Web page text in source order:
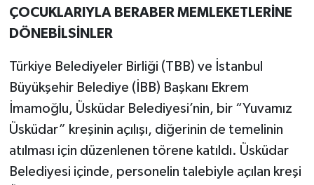
ÇOCUKLARIYLA BERABER MEMLEKETLERİNE
DÖNEBİLSİNLER
Türkiye Belediyeler Birliği (TBB) ve İstanbul
Büyükşehir Belediye (İBB) Başkanı Ekrem
İmamoğlu, Üsküdar Belediyesi’nin, bir “Yuvamız
Üsküdar” kreşinin açılışı, diğerinin de temelinin
atılması için düzenlenen törene katıldı. Üsküdar
Belediyesi içinde, personelin talebiyle açılan kreşi